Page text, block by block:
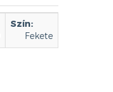
Szín:
Fekete